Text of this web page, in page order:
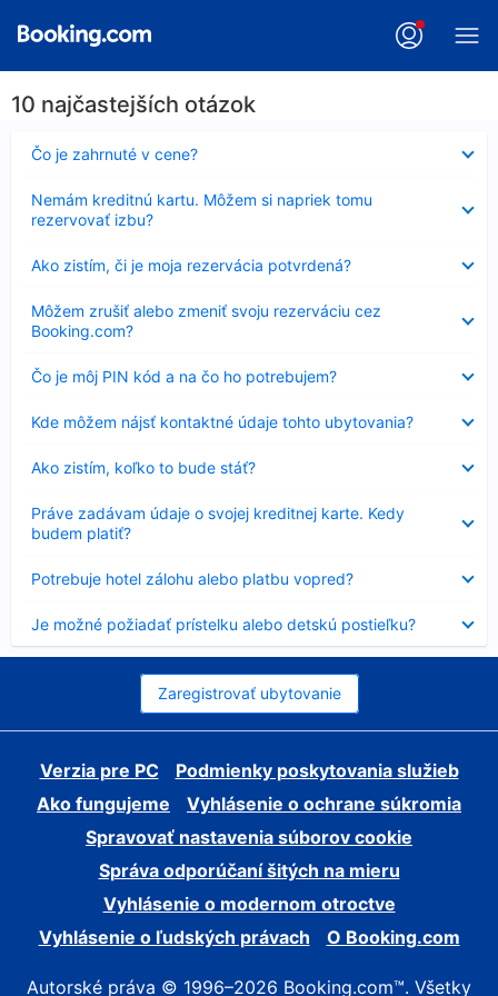
10 najčastejších otázok
Čo je zahrnuté v cene?
Nezobrazuje
sa
Nemám kreditnú kartu. Môžem si napriek tomu
rezervovať izbu?
sa
Ako zistím, či je moja rezervácia potvrdená?
sa
Môžem zrušiť alebo zmeniť svoju rezerváciu cez
Booking.com?
sa
Čo je môj PIN kód a na čo ho potrebujem?
Nezobrazuje
sa
Kde môžem nájsť kontaktné údaje tohto ubytovania?
sa
Ako zistím, koľko to bude stáť?
sa
Práve zadávam údaje o svojej kreditnej karte. Kedy
budem platiť?
sa
Potrebuje hotel zálohu alebo platbu vopred?
sa
Je možné požiadať prístelku alebo detskú postieľku?
sa
Zaregistrovať ubytovanie
Verzia pre PC
Podmienky poskytovania služieb
Ako fungujeme
Vyhlásenie o ochrane súkromia
Spravovať nastavenia súborov cookie
Správa odporúčaní šitých na mieru
Vyhlásenie o modernom otroctve
Vyhlásenie o ľudských právach
O Booking.com
Autorské práva © 1996–2026 Booking.com™. Všetky